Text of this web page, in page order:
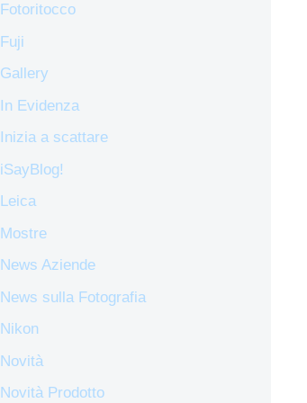
Fotoritocco
Fuji
Gallery
In Evidenza
Inizia a scattare
iSayBlog!
Leica
Mostre
News Aziende
News sulla Fotografia
Nikon
Novità
Novità Prodotto